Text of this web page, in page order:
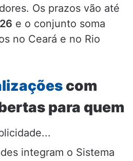
Os prazos vão até
e o conjunto soma
no Ceará e no Rio
com
para quem
integram o Sistema